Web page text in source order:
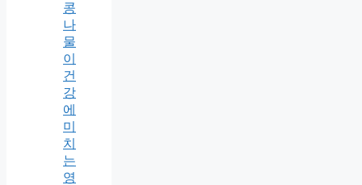
콩
나
물
이
건
강
에
미
치
는
영